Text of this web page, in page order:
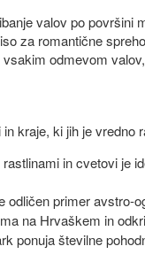
valov po
za romantične
odmevom
kraje, ki jih je vredno
in cvetovi je
odličen primer
na Hrvaškem in
ponuja številne